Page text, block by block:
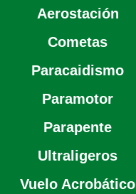
Aerostación
Cometas
Paracaidismo
Paramotor
Parapente
Ultraligeros
Vuelo Acrobático